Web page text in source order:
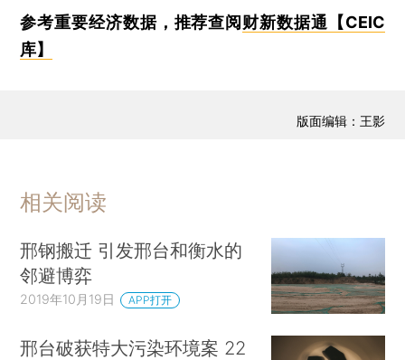
参考重要经济数据，推荐查阅财新数据通【CEIC
库】
版面编辑：王影
相关阅读
邢钢搬迁 引发邢台和衡水的
邻避博弈
2019年10月19日 APP打开
邢台破获特大污染环境案 22